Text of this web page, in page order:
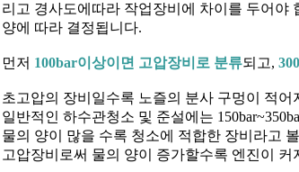
리고 경사도에따라 작업장비에 차이를 두어야
양에 따라 결정됩니다.
먼저 100bar이상이면 고압장비로 분류되고,
초고압의 장비일수록 노즐의 분사 구멍이 적
일반적인 하수관청소 및 준설에는
물의 양이 많을 수록 청소에 적합한 장비라고
고압장비로써 물의 양이 증가할수록 엔진이